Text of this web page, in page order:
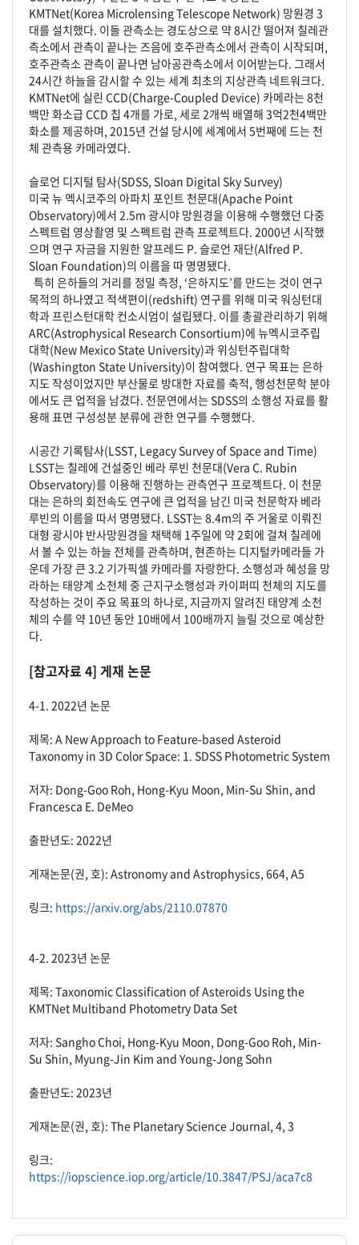
KMTNet(Korea Microlensing Telescope Network) 망원경 3
대를 설치했다. 이들 관측소는 경도상으로 약 8시간 떨어져 칠레관
측소에서 관측이 끝나는 즈음에 호주관측소에서 관측이 시작되며,
호주관측소 관측이 끝나면 남아공관측소에서 이어받는다. 그래서
24시간 하늘을 감시할 수 있는 세계 최초의 지상관측 네트워크다.
KMTNet에 실린 CCD(Charge-Coupled Device) 카메라는 8천
백만 화소급 CCD 칩 4개를 가로, 세로 2개씩 배열해 3억2천4백만
화소를 제공하며, 2015년 건설 당시에 세계에서 5번째에 드는 천
체 관측용 카메라였다.
슬로언 디지털 탐사(SDSS, Sloan Digital Sky Survey)
미국 뉴 멕시코주의 아파치 포인트 천문대(Apache Point
Observatory)에서 2.5m 광시야 망원경을 이용해 수행했던 다중
스펙트럼 영상촬영 및 스펙트럼 관측 프로젝트다. 2000년 시작했
으며 연구 자금을 지원한 알프레드 P. 슬로언 재단(Alfred P.
Sloan Foundation)의 이름을 따 명명됐다.
특히 은하들의 거리를 정밀 측정, ‘은하지도’를 만드는 것이 연구
목적의 하나였고 적색편이(redshift) 연구를 위해 미국 워싱턴대
학과 프린스턴대학 컨소시엄이 설립됐다. 이를 총괄관리하기 위해
ARC(Astrophysical Research Consortium)에 뉴멕시코주립
대학(New Mexico State University)과 위싱턴주립대학
(Washington State University)이 참여했다. 연구 목표는 은하
지도 작성이었지만 부산물로 방대한 자료를 축적, 행성천문학 분야
에서도 큰 업적을 남겼다. 천문연에서는 SDSS의 소행성 자료를 활
용해 표면 구성성분 분류에 관한 연구를 수행했다.
시공간 기록탐사(LSST, Legacy Survey of Space and Time)
LSST는 칠레에 건설중인 베라 루빈 천문대(Vera C. Rubin
Observatory)를 이용해 진행하는 관측연구 프로젝트다. 이 천문
대는 은하의 회전속도 연구에 큰 업적을 남긴 미국 천문학자 베라
루빈의 이름을 따서 명명됐다. LSST는 8.4m의 주 거울로 이뤄진
대형 광시야 반사망원경을 채택해 1주일에 약 2회에 걸쳐 칠레에
서 볼 수 있는 하늘 전체를 관측하며, 현존하는 디지털카메라들 가
운데 가장 큰 3.2 기가픽셀 카메라를 자랑한다. 소행성과 혜성을 망
라하는 태양계 소천체 중 근지구소행성과 카이퍼띠 천체의 지도를
작성하는 것이 주요 목표의 하나로, 지금까지 알려진 태양계 소천
체의 수를 약 10년 동안 10배에서 100배까지 늘릴 것으로 예상한
다.
[참고자료 4] 게재 논문
4-1. 2022년 논문
제목: A New Approach to Feature-based Asteroid
Taxonomy in 3D Color Space: 1. SDSS Photometric System
저자: Dong-Goo Roh, Hong-Kyu Moon, Min-Su Shin, and
Francesca E. DeMeo
출판년도: 2022년
게재논문(권, 호): Astronomy and Astrophysics, 664, A5
링크: https://arxiv.org/abs/2110.07870
4-2. 2023년 논문
제목: Taxonomic Classification of Asteroids Using the
KMTNet Multiband Photometry Data Set
저자: Sangho Choi, Hong-Kyu Moon, Dong-Goo Roh, Min-
Su Shin, Myung-Jin Kim and Young-Jong Sohn
출판년도: 2023년
게재논문(권, 호): The Planetary Science Journal, 4, 3
링크:
https://iopscience.iop.org/article/10.3847/PSJ/aca7c8